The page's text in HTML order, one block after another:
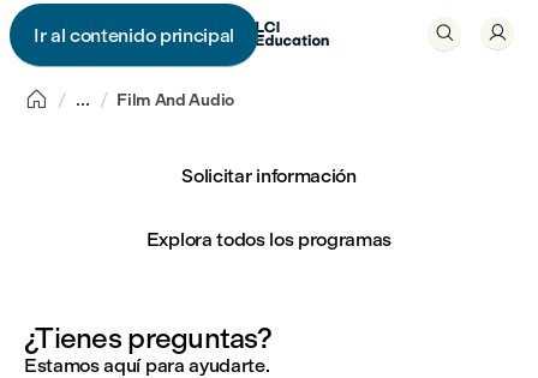
Ir al contenido principal
  
 ... Film And Audio
Solicitar información
Explora todos los programas
¿Tienes preguntas?
Estamos aquí para ayudarte.